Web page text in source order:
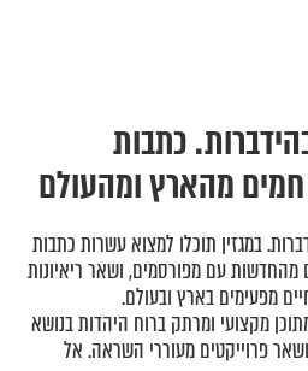
כתבות
חמים מהארץ ומהעולם
במגזין תוכלו למצוא עשרות כתבות
מהחדשות עם מפורסמים, ושאר ריאיונות
מפעימים בארץ ובעולם.
מקצועי ומרתק ברוח היהדות בנושא
פרוייקטים מעוררי השראה. אל